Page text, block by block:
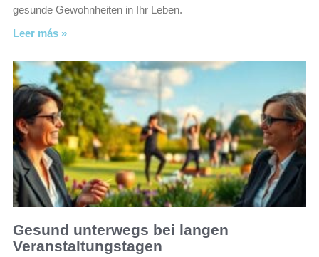
gesunde Gewohnheiten in Ihr Leben.
Leer más »
Gesund unterwegs bei langen
Veranstaltungstagen